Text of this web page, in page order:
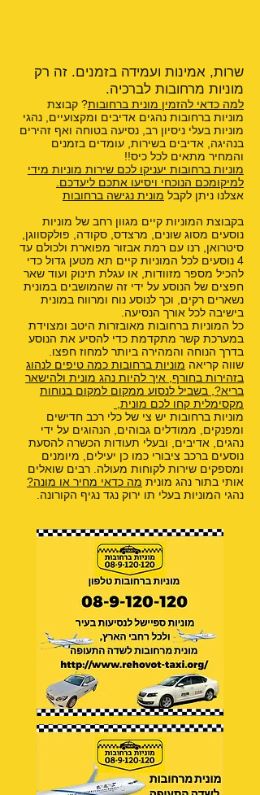
שרות, אמינות ועמידה בזמנים. זה רק
מוניות מרחובות לברכיה.
למה כדאי להזמין מונית ברחובות? קבוצת
מוניות ברחובות נהגים אדיבים ומקצועיים, נהגי
מוניות בעלי ניסיון רב, נסיעה בטוחה ואף זהירים
בנהיגה, אדיבים בשירות, עומדים בזמנים
והמחיר מתאים לכל כיס!!
מוניות ברחובות יעניקו לכם שירות מוניות מידי
למיקומכם הנוכחי ויסיעו אתכם ליעדכם.
אצלנו ניתן לקבל מונית נגישה ברחובות
בקבוצת המוניות קיים מגוון רחב של מוניות
נוסעים מסוג שונים, מרצדס, סקודה, פולקסווגן,
סיטרואן, רנו עם רמת אבזור מפוארת ולכולם עד
4 נוסעים לכל המוניות קיים תא מטען גדול כדי
להכיל מספר מזוודות, או עגלת תינוק ועוד שאר
חפצים של הנוסע על ידי זה שהמושבים במונית
נשארים רקים, וכך לנוסע נוח ומרווח במונית
בישיבה לכל אורך הנסיעה.
כל המוניות ברחובות מאובזרות היטב ומצוידת
במערכת קשר מתקדמת כדי להסיע את הנוסע
בדרך הנוחה והמהירה ביותר למחוז חפצו.
שווה קריאה מוניות ברחובות כמה טיפים לנהוג
בזהירות בחורף
איך להיות נהג מונית ולהישאר
בריא? בשביל לנסוע ממקום למקום בנוחות
מקסימלית קחו לכם מונית
מוניות ברחובות יש צי של כלי רכב חדישים
ומפנקים, ממודלים גבוהים, הנהוגים על ידי
נהגים, אדיבים, ובעלי תעודות הכשרה להסעת
נוסעים ברכב ציבורי כמו כן יעילים, מיומנים
ומספקים שירות לקוחות מעולה. רבים שואלים
אותי בתור נהג מונית מה כדאי מחיר או מונה?
נהגי המוניות בעלי תו ירוק נגד נגיף הקורונה.